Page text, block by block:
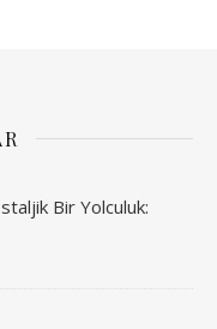
Bir Yolculuk: